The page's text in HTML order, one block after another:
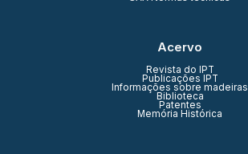
Acervo
Revista do IPT
Publicações IPT
Informações sobre madeiras
Biblioteca
Patentes
Memória Histórica